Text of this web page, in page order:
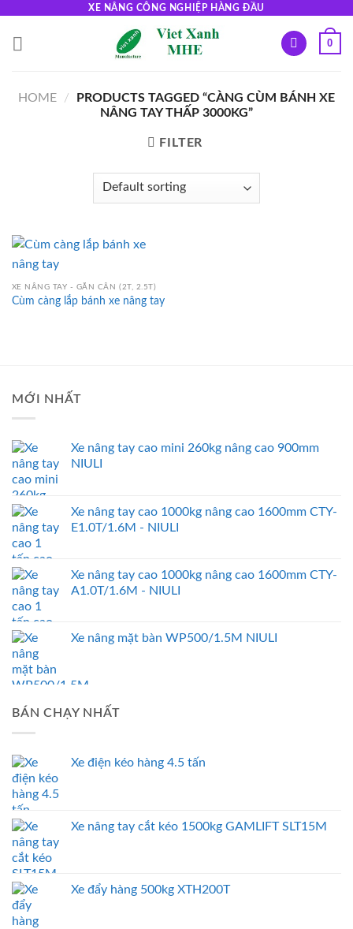
content
XE NÂNG CÔNG NGHIỆP HÀNG ĐẦU
0
HOME /
PRODUCTS TAGGED “CÀNG CÙM BÁNH XE
NÂNG TAY THẤP 3000KG”
FILTER
XE NÂNG TAY - GẮN CÂN (2T, 2.5T)
Cùm càng lắp bánh xe nâng tay
MỚI NHẤT
Xe nâng tay cao mini 260kg nâng cao 900mm
NIULI
Xe nâng tay cao 1000kg nâng cao 1600mm CTY-
E1.0T/1.6M - NIULI
Xe nâng tay cao 1000kg nâng cao 1600mm CTY-
A1.0T/1.6M - NIULI
Xe nâng mặt bàn WP500/1.5M NIULI
BÁN CHẠY NHẤT
Xe điện kéo hàng 4.5 tấn
Xe nâng tay cắt kéo 1500kg GAMLIFT SLT15M
Xe đẩy hàng 500kg XTH200T